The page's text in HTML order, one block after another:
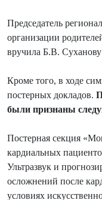
Председатель
организации
вручила Б.В.
Кроме того, в ходе
постерных докладов.
были признаны
Постерная секция
кардиальных
Ультразвук и
осложнений после
условиях